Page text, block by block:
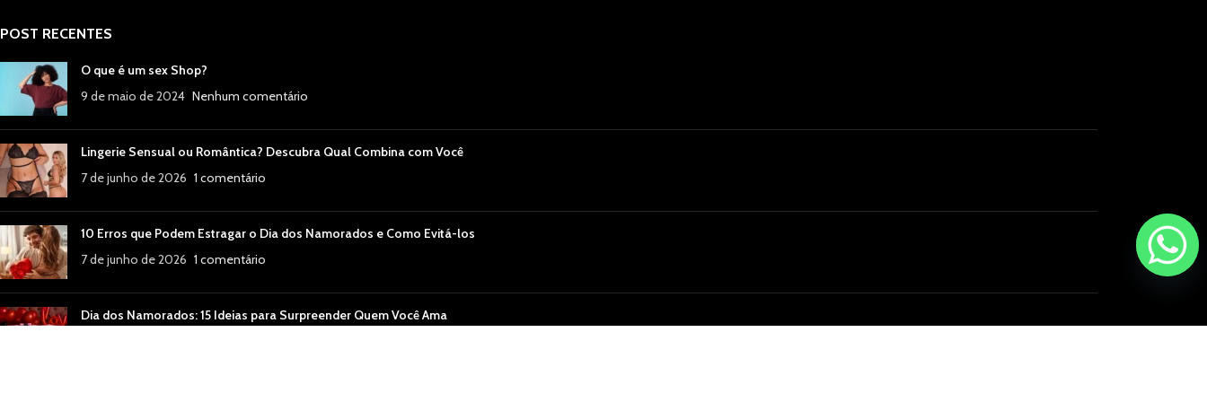
POST RECENTES
O que é um sex Shop?
9 de maio de 2024 Nenhum comentário
Lingerie Sensual ou Romântica? Descubra Qual Combina com Você
7 de junho de 2026 1 comentário
10 Erros que Podem Estragar o Dia dos Namorados e Como Evitá-los
7 de junho de 2026 1 comentário
Dia dos Namorados: 15 Ideias para Surpreender Quem Você Ama